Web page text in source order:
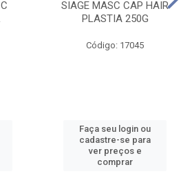
SIAGE MASC CAP HAIR
PLASTIA 250G
Código: 17045
Faça seu login ou
cadastre-se para
ver preços e
comprar